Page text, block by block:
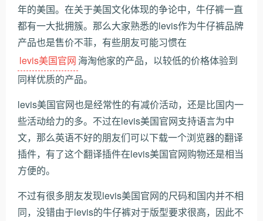
年的美国。在关于美国文化体现的争论中，牛仔裤一直
都有一大批拥簇。那么大家熟悉的levis作为牛仔裤品牌
产品也是售价不菲，有些朋友可能习惯在
levis美国官网 海淘他家的产品，以较低的价格体验到
同样优质的产品。
levis美国官网也是经常性的有减价活动，还是比国内一
些活动给力的多。不过在levis美国官网支持语言为中
文，那么英语不好的朋友们可以下载一个浏览器的翻译
插件，有了这个翻译插件在levis美国官网购物还是相当
方便的。
不过有很多朋友发现levis美国官网的尺码和国内并不相
同，没错由于levis的牛仔裤对于版型要求很高，因此不